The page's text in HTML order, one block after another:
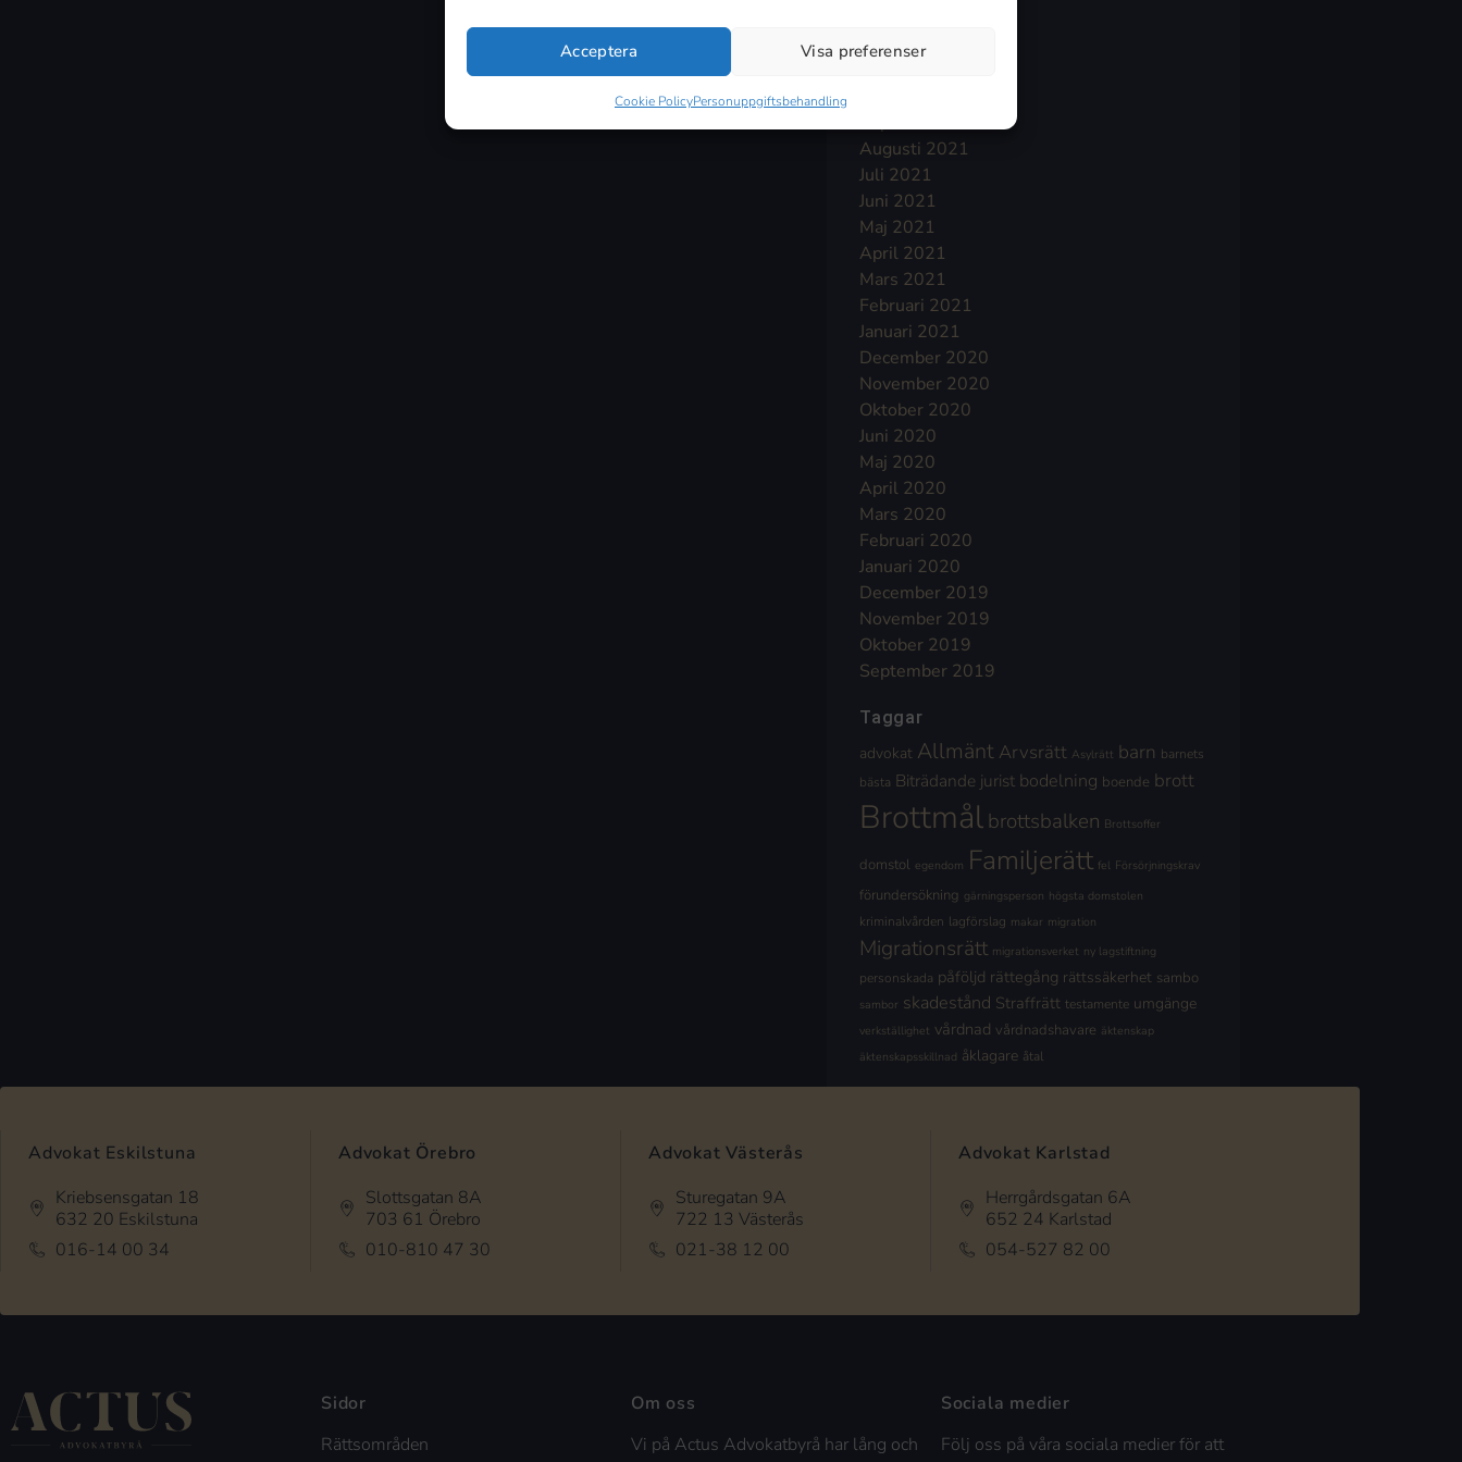
Acceptera Visa preferenser
Cookie PolicyPersonuppgiftsbehandling
December 2021
Augusti 2021
Juli 2021
Juni 2021
Maj 2021
April 2021
Mars 2021
Februari 2021
Januari 2021
December 2020
November 2020
Oktober 2020
Juni 2020
Maj 2020
April 2020
Mars 2020
Februari 2020
Januari 2020
December 2019
November 2019
Oktober 2019
September 2019
Taggar
advokat Allmänt Arvsrätt Asylrätt barn barnets
bästa Biträdande jurist bodelning boende brott
Brottmålbrottsbalken Brottsoffer
domstol egendom Familjerätt fel Försörjningskrav
förundersökning gärningsperson högsta domstolen
kriminalvården lagförslag makar migration
Migrationsrätt migrationsverket ny lagstiftning
personskada påföljd rättegång rättssäkerhet sambo
sambor skadestånd Straffrätt testamente umgänge
verkställighet vårdnad vårdnadshavare äktenskap
äktenskapsskillnad åklagare åtal
Advokat Eskilstuna
Kriebsensgatan 18
632 20 Eskilstuna
016-14 00 34
Advokat Örebro
Slottsgatan 8A
703 61 Örebro
010-810 47 30
Advokat Västerås
Sturegatan 9A
722 13 Västerås
021-38 12 00
Advokat Karlstad
Herrgårdsgatan 6A
652 24 Karlstad
054-527 82 00
Sidor
Rättsområden
Om oss
Vi på Actus Advokatbyrå har lång och
Sociala medier
Följ oss på våra sociala medier för att